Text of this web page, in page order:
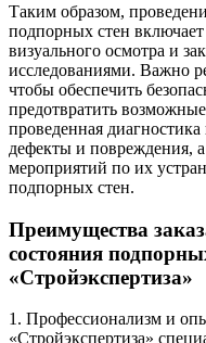
Таким образом,
подпорных стен включает
визуального осмотра и
исследованиями. Важно
чтобы обеспечить
предотвратить
проведенная
дефекты и повреждения, а
мероприятий по их
подпорных стен.
Преимущества
состояния
«Стройэкспертиза»
1. Профессионализм и
«Стройэкспертиза»